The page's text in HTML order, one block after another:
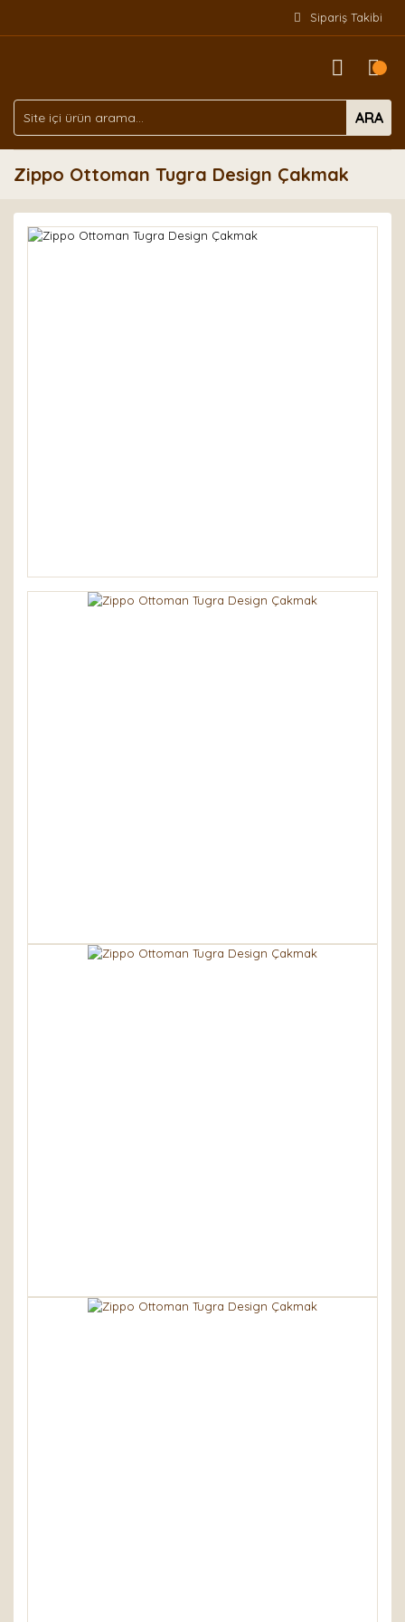
Sipariş Takibi
ARA
Zippo Ottoman Tugra Design Çakmak